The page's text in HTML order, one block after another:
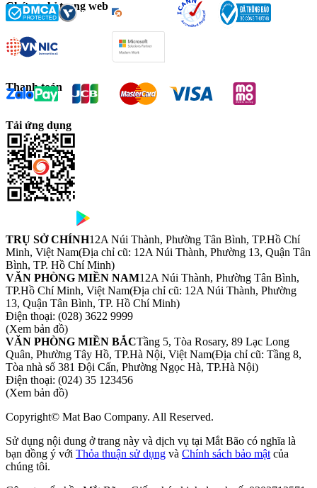
Chứng chỉ trang web
Thanh toán
Tải ứng dụng
TRỤ SỞ CHÍNH12A Núi Thành, Phường Tân Bình, TP.Hồ Chí
Minh, Việt Nam(Địa chỉ cũ: 12A Núi Thành, Phường 13, Quận Tân
Bình, TP. Hồ Chí Minh)
VĂN PHÒNG MIỀN NAM12A Núi Thành, Phường Tân Bình,
TP.Hồ Chí Minh, Việt Nam(Địa chỉ cũ: 12A Núi Thành, Phường
13, Quận Tân Bình, TP. Hồ Chí Minh)
Điện thoại: (028) 3622 9999
(Xem bản đồ)
VĂN PHÒNG MIỀN BẮCTầng 5, Tòa Rosary, 89 Lạc Long
Quân, Phường Tây Hồ, TP.Hà Nội, Việt Nam(Địa chỉ cũ: Tầng 8,
Tòa nhà số 381 Đội Cấn, Phường Ngọc Hà, TP.Hà Nội)
Điện thoại: (024) 35 123456
(Xem bản đồ)
Copyright© Mat Bao Company. All Reserved.
Sử dụng nội dung ở trang này và dịch vụ tại Mắt Bão có nghĩa là
bạn đồng ý với Thỏa thuận sử dụng và Chính sách bảo mật của
chúng tôi.